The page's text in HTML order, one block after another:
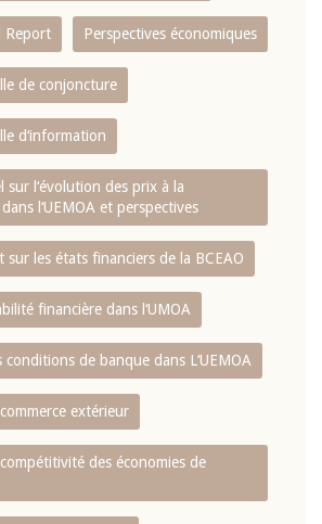
Report Perspectives économiques
de conjoncture
d‘information
sur l‘évolution des prix à la
l‘UEMOA et perspectives
sur les états financiers de la BCEAO
financière dans l‘UMOA
de banque dans L‘UEMOA
extérieur
des économies de